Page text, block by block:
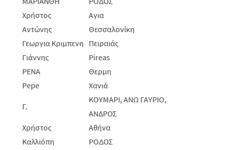
Χρήστος
Αγια
Αντώνης
Θεσσαλονίκη
Γεωργια Κριμπενη Πειραιάς
Γιάννης
Pireas
ΡΕΝΑ
Θερμη
Pepe
Χανιά
Γ.
ΚΟΥΜΑΡΙ, ΑΝΩ ΓΑΥΡΙΟ,
ΑΝΔΡΟΣ
Χρήστος
Αθήνα
Καλλιόπη
ΡΟΔΟΣ